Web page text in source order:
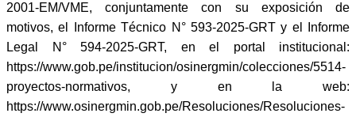
2001-EM/VME, conjuntamente con su exposición de
motivos, el Informe Técnico N° 593-2025-GRT y el Informe
Legal N° 594-2025-GRT, en el portal institucional:
https://www.gob.pe/institucion/osinergmin/colecciones/5514-
proyectos-normativos, y en la web:
https://www.osinergmin.gob.pe/Resoluciones/Resoluciones-